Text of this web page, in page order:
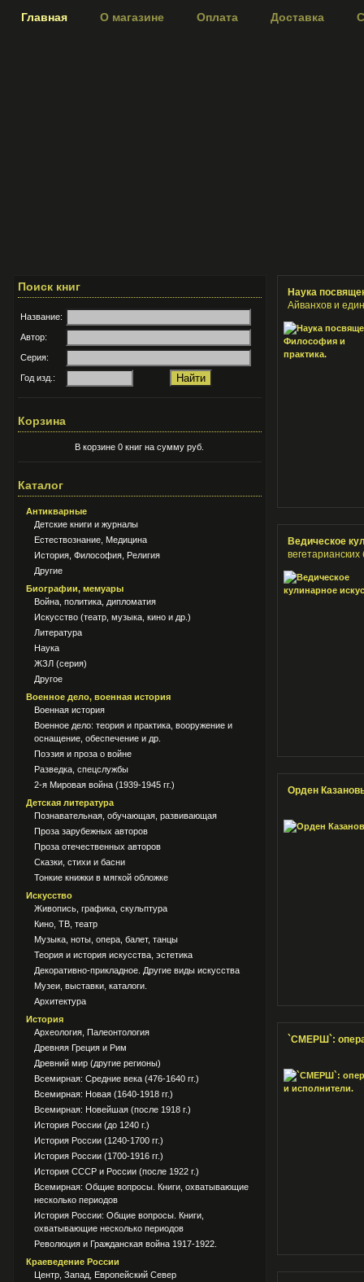
Главная О магазине Оплата Доставка
Поиск книг
Название:
Автор:
Серия:
Год изд.:
Корзина
В корзине 0 книг на сумму руб.
Каталог
Антикварные
Детские книги и журналы
Естествознание, Медицина
История, Философия, Религия
Другие
Биографии, мемуары
Война, политика, дипломатия
Искусство (театр, музыка, кино и др.)
Литература
Наука
ЖЗЛ (серия)
Другое
Военное дело, военная история
Военная история
Военное дело: теория и практика, вооружение и
оснащение, обеспечение и др.
Поэзия и проза о войне
Разведка, спецслужбы
2-я Мировая война (1939-1945 гг.)
Детская литература
Познавательная, обучающая, развивающая
Проза зарубежных авторов
Проза отечественных авторов
Сказки, стихи и басни
Тонкие книжки в мягкой обложке
Искусство
Живопись, графика, скульптура
Кино, ТВ, театр
Музыка, ноты, опера, балет, танцы
Теория и история искусства, эстетика
Декоративно-прикладное. Другие виды искусства
Музеи, выставки, каталоги.
Архитектура
История
Археология, Палеонтология
Древняя Греция и Рим
Древний мир (другие регионы)
Всемирная: Средние века (476-1640 гг.)
Всемирная: Новая (1640-1918 гг.)
Всемирная: Новейшая (после 1918 г.)
История России (до 1240 г.)
История России (1240-1700 гг.)
История России (1700-1916 гг.)
История СССР и России (после 1922 г.)
Всемирная: Общие вопросы. Книги, охватывающие
несколько периодов
История России: Общие вопросы. Книги,
охватывающие несколько периодов
Революция и Гражданская война 1917-1922.
Краеведение России
Центр, Запад, Европейский Север
Наука
Айванхов и
Ведическое
вегетарианских
Орден
`СМЕРШ`: